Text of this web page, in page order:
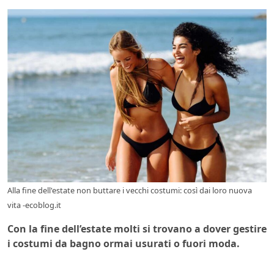
Alla fine dell'estate non buttare i vecchi costumi: così dai loro nuova
vita -ecoblog.it
Con la fine dell’estate molti si trovano a dover gestire
i costumi da bagno ormai usurati o fuori moda.